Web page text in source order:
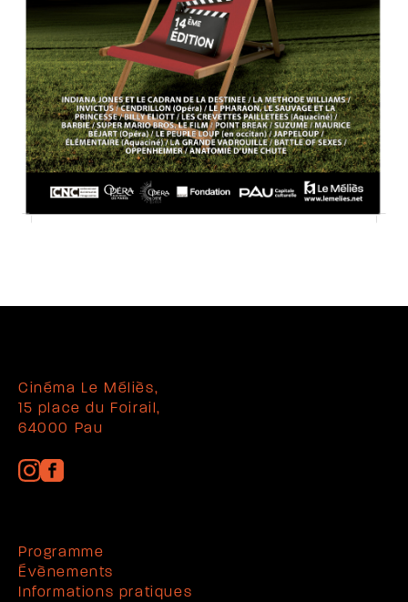
Cinéma Le Méliès,
15 place du Foirail,
64000 Pau
Programme
Évènements
Informations pratiques